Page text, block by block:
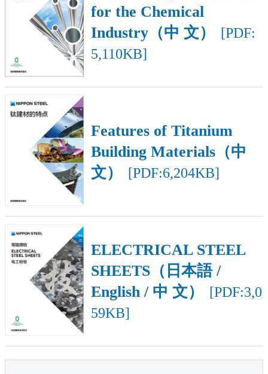
for the Chemical
Industry（中 文）
[PDF:
5,110KB]
Features of Titanium
Building Materials（中
文）
[PDF:6,204KB]
ELECTRICAL STEEL
SHEETS（日本語 /
English / 中 文）
[PDF:3,0
59KB]